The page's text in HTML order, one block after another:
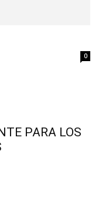
0
PARA LOS